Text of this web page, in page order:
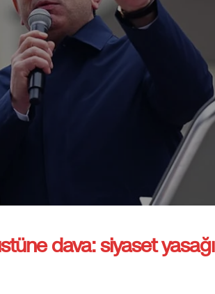
dava: siyaset yasağı